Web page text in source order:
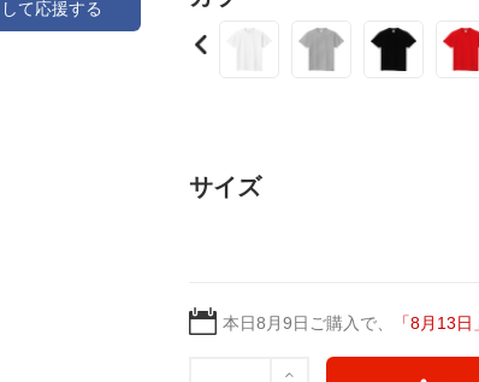
て応援する
サイズ
本日8月9日 ご購入で、 「8月13日